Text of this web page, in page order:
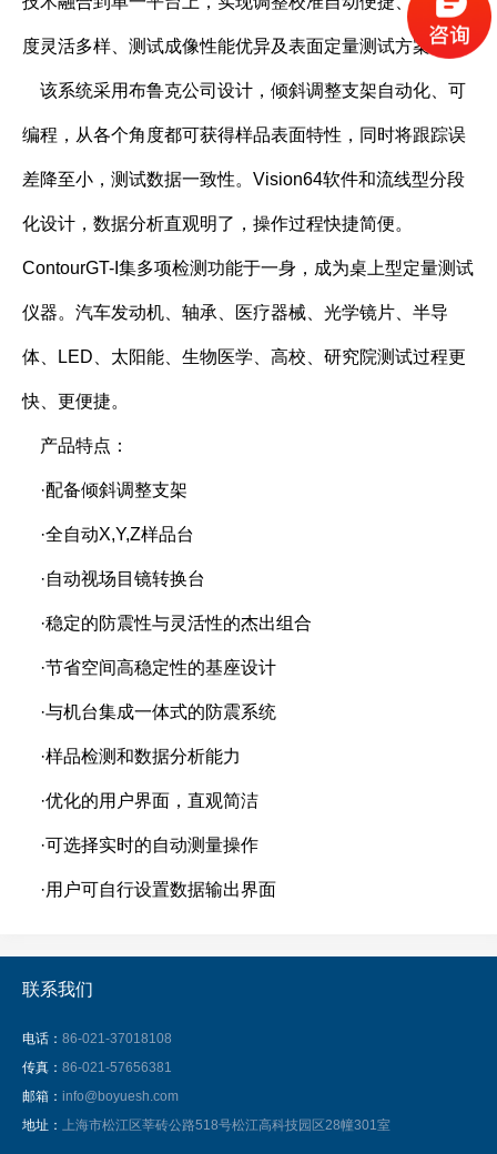
度灵活多样、测试成像性能优异及表面定量测试方案。
该系统采用布鲁克公司设计，倾斜调整支架自动化、可
编程，从各个角度都可获得样品表面特性，同时将跟踪误
差降至小，测试数据一致性。Vision64软件和流线型分段
化设计，数据分析直观明了，操作过程快捷简便。
ContourGT-I集多项检测功能于一身，成为桌上型定量测试
仪器。汽车发动机、轴承、医疗器械、光学镜片、半导
体、LED、太阳能、生物医学、高校、研究院测试过程更
快、更便捷。
产品特点：
·配备倾斜调整支架
·全自动X,Y,Z样品台
·自动视场目镜转换台
·稳定的防震性与灵活性的杰出组合
·节省空间高稳定性的基座设计
·与机台集成一体式的防震系统
·样品检测和数据分析能力
·优化的用户界面，直观简洁
·可选择实时的自动测量操作
·用户可自行设置数据输出界面
联系我们
电话： 86-021-37018108
传真： 86-021-57656381
邮箱： info@boyuesh.com
地址： 上海市松江区莘砖公路518号松江高科技园区28幢301室